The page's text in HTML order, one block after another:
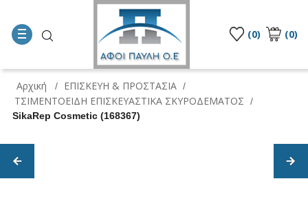
(0) (0)
Αρχική / ΕΠΙΣΚΕΥΗ & ΠΡΟΣΤΑΣΙΑ /
ΤΣΙΜΕΝΤΟΕΙΔΗ ΕΠΙΣΚΕΥΑΣΤΙΚΑ ΣΚΥΡΟΔΕΜΑΤΟΣ
/
SikaRep Cosmetic (168367)